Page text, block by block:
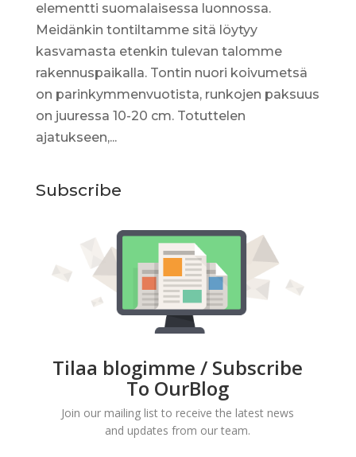
elementti suomalaisessa luonnossa.
Meidänkin tontiltamme sitä löytyy
kasvamasta etenkin tulevan talomme
rakennuspaikalla. Tontin nuori koivumetsä
on parinkymmenvuotista, runkojen paksuus
on juuressa 10-20 cm. Totuttelen
ajatukseen,...
Subscribe
Tilaa blogimme / Subscribe
To OurBlog
Join our mailing list to receive the latest news
and updates from our team.